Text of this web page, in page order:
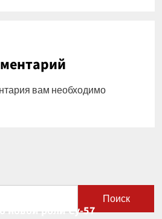
вам необходимо
Поиск
новой роли Су-57